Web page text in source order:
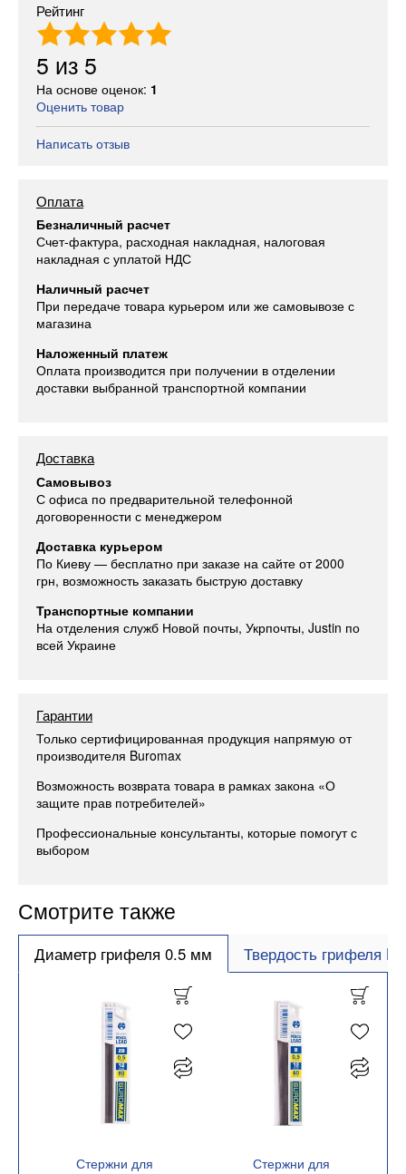
Рейтинг
5 из 5
На основе оценок: 1
Оценить товар
Написать отзыв
Оплата
Безналичный расчет
Счет-фактура, расходная накладная, налоговая
накладная с уплатой НДС
Наличный расчет
При передаче товара курьером или же самовывозе с
магазина
Наложенный платеж
Оплата производится при получении в отделении
доставки выбранной транспортной компании
Доставка
Самовывоз
С офиса по предварительной телефонной
договоренности с менеджером
Доставка курьером
По Киеву — бесплатно при заказе на сайте от 2000
грн, возможность заказать быструю доставку
Транспортные компании
На отделения служб Новой почты, Укрпочты, Justin по
всей Украине
Гарантии
Только сертифицированная продукция напрямую от
производителя Buromax
Возможность возврата товара в рамках закона «О
защите прав потребителей»
Профессиональные консультанты, которые помогут с
выбором
Смотрите также
Диаметр грифеля 0.5 мм Твердость грифеля B
Стержни для
Стержни для